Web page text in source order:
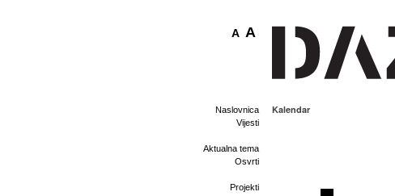
A A
Naslovnica
Vijesti
Aktualna tema
Osvrti
Projekti
Kalendar